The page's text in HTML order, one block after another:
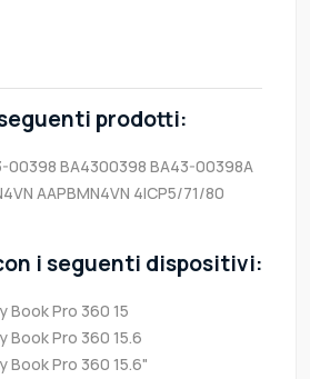
prodotti:
00398 BA4300398 BA43-00398A
AAPBMN4VN 4ICP5/71/80
i seguenti dispositivi:
Book Pro 360 15
Book Pro 360 15.6
Book Pro 360 15.6"